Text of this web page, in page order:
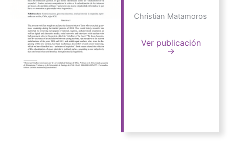
Christian Matamoros
Ver publicación
→